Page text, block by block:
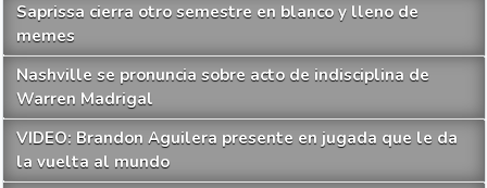
Saprissa cierra otro semestre en blanco y lleno de
memes
Nashville se pronuncia sobre acto de indisciplina de
Warren Madrigal
VIDEO: Brandon Aguilera presente en jugada que le da
la vuelta al mundo